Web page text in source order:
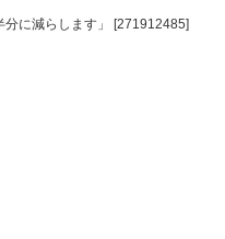
分に減らします」 [271912485]